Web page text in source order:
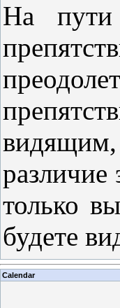
На пути
различие
только
будете
Calendar